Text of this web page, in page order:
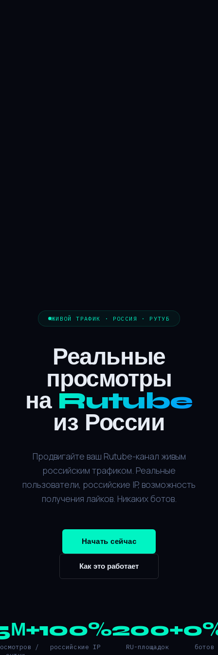
ЖИВОЙ ТРАФИК · РОССИЯ · РУТУБ
Реальные
просмотры
на Rutube
из России
Продвигайте ваш Rutube-канал живым
российским трафиком. Реальные
пользователи, российские IP, возможность
получения лайков. Никаких ботов.
Начать сейчас
Как это работает
/
100%
российские IP
200+
RU-площадок ботов